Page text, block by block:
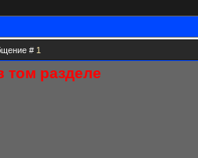
# 1
том разделе